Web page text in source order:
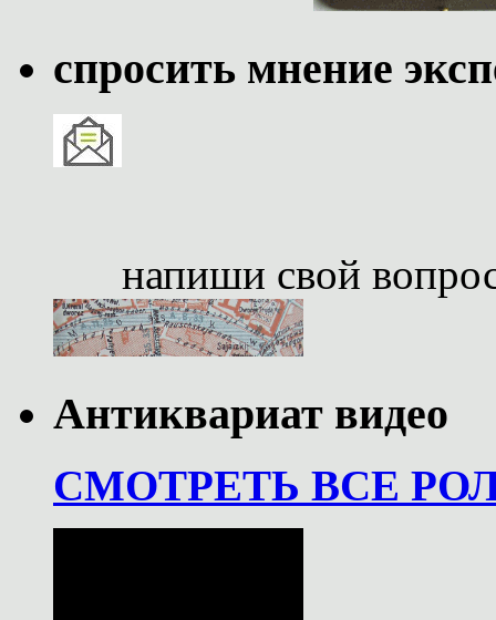
спросить мнение
напиши свой
Антиквариат видео
СМОТРЕТЬ ВСЕ